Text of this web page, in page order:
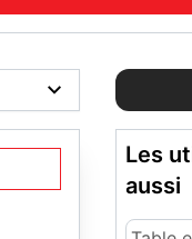
Les
aussi